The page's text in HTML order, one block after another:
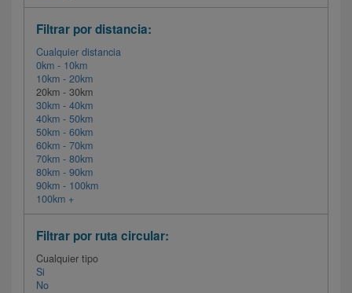
Filtrar por distancia:
Cualquier distancia
0km - 10km
10km - 20km
20km - 30km
30km - 40km
40km - 50km
50km - 60km
60km - 70km
70km - 80km
80km - 90km
90km - 100km
100km +
Filtrar por ruta circular:
Cualquier tipo
Si
No